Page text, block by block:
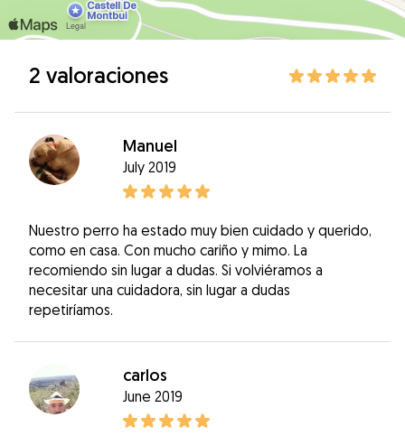
2 valoraciones
Manuel
July 2019
Nuestro perro ha estado muy bien cuidado y querido,
como en casa. Con mucho cariño y mimo. La
recomiendo sin lugar a dudas. Si volviéramos a
necesitar una cuidadora, sin lugar a dudas
repetiríamos.
carlos
June 2019